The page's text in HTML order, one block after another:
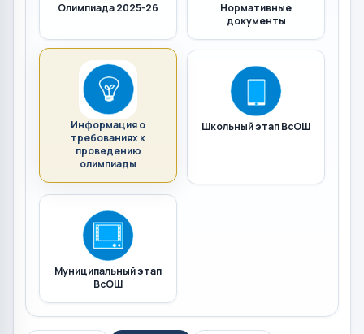
Олимпиада 2025-26
Нормативные
документы
Информация о
требованиях к
проведению
олимпиады
Школьный этап ВсОШ
Муниципальный этап
ВсОШ